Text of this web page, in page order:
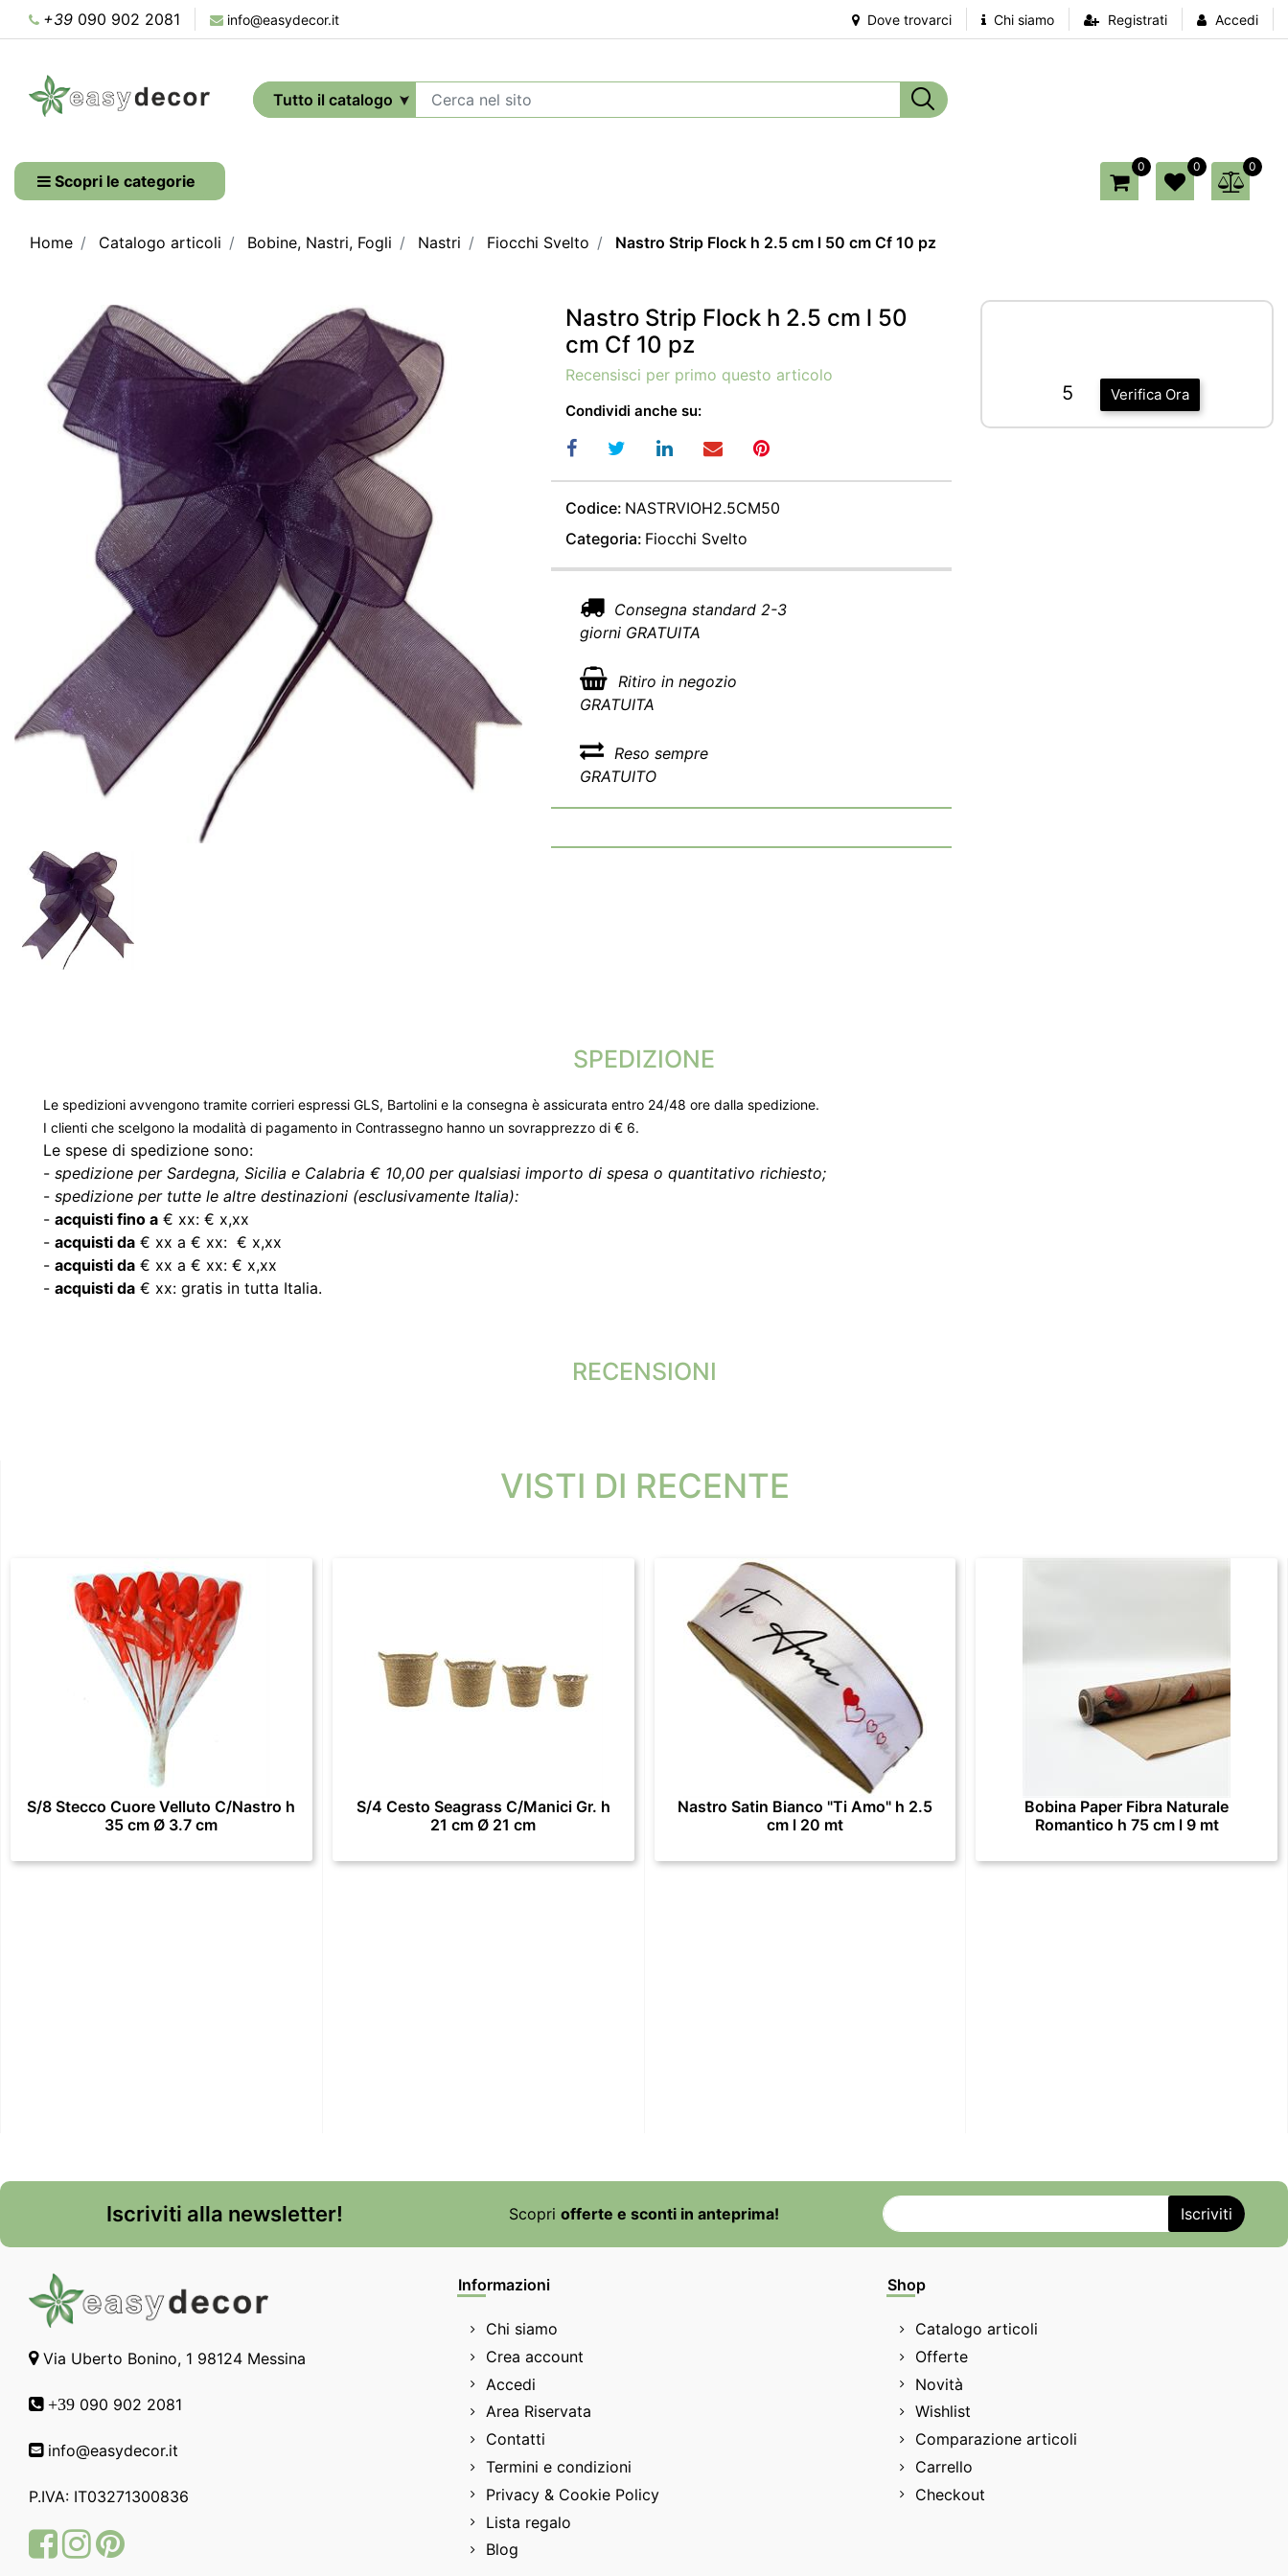
+39 090 902 2081 info@easydecor.it Dove trovarci Chi siamo Registrati Accedi
Scopri le categorie
0 0 0
Home Catalogo articoli Bobine, Nastri, Fogli Nastri Fiocchi Svelto Nastro Strip Flock h 2.5 cm l 50 cm Cf 10 pz
Nastro Strip Flock h 2.5 cm l 50
cm Cf 10 pz
Recensisci per primo questo articolo
Condividi anche su:
Codice: NASTRVIOH2.5CM50
Categoria: Fiocchi Svelto
Consegna standard 2-3
giorni GRATUITA
Ritiro in negozio
GRATUITA
Reso sempre
GRATUITO
Verifica Ora
5
SPEDIZIONE
Le spedizioni avvengono tramite corrieri espressi GLS, Bartolini e la consegna è assicurata entro 24/48 ore dalla spedizione.
I clienti che scelgono la modalità di pagamento in Contrassegno hanno un sovrapprezzo di € 6.
Le spese di spedizione sono:
- spedizione per Sardegna, Sicilia e Calabria € 10,00 per qualsiasi importo di spesa o quantitativo richiesto;
- spedizione per tutte le altre destinazioni (esclusivamente Italia):
- acquisti fino a € xx: € x,xx
- acquisti da € xx a € xx: € x,xx
- acquisti da € xx a € xx: € x,xx
- acquisti da € xx: gratis in tutta Italia.
RECENSIONI
VISTI DI RECENTE
S/8 Stecco Cuore Velluto C/Nastro h
35 cm Ø 3.7 cm
S/4 Cesto Seagrass C/Manici Gr. h
21 cm Ø 21 cm
Nastro Satin Bianco "Ti Amo" h 2.5
cm l 20 mt
Bobina Paper Fibra Naturale
Romantico h 75 cm l 9 mt
Iscriviti alla newsletter! Scopri offerte e sconti in anteprima!
Via Uberto Bonino, 1 98124 Messina
+39 090 902 2081
info@easydecor.it
P.IVA: IT03271300836
FacebookInstagram
Pinterest
Informazioni
Chi siamo
Crea account
Accedi
Area Riservata
Contatti
Termini e condizioni
Privacy & Cookie Policy
Lista regalo
Blog
Shop
Catalogo articoli
Offerte
Novità
Wishlist
Comparazione articoli
Carrello
Checkout